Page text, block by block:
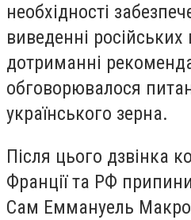
необхідності
виведенні російських
дотриманні
обговорювалося
українського зерна.
Після цього дзвінка
Франції та РФ
Сам Еммануель